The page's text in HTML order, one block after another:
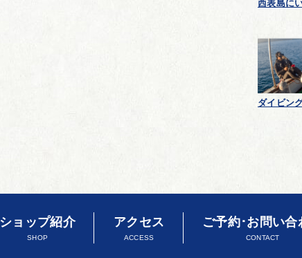
西表島に
ダイビン
ショップ紹介
SHOP
アクセス
ACCESS
ご予約･お問い合
CONTACT